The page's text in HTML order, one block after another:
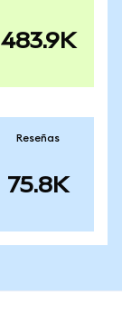
483.9K
Reseñas
75.8K